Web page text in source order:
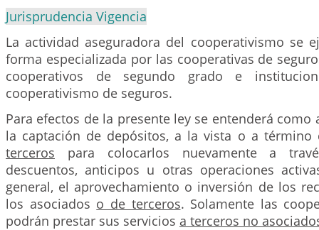
Jurisprudencia Vigencia
La actividad aseguradora del cooperativismo se
forma especializada por las cooperativas de
cooperativos de segundo grado e
cooperativismo de seguros.
Para efectos de la presente ley se entenderá como
la captación de depósitos, a la vista o a
terceros para colocarlos nuevamente a
descuentos, anticipos u otras operaciones
general, el aprovechamiento o inversión de los
los asociados o de terceros. Solamente las
podrán prestar sus servicios a terceros no